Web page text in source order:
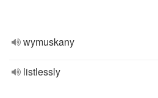
wymuskany
listlessly